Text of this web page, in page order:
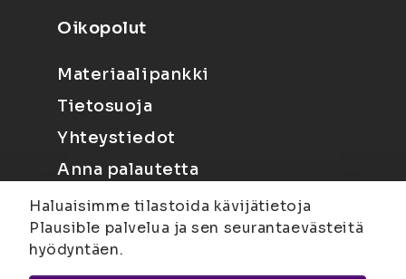
Oikopolut
Materiaalipankki
Tietosuoja
Yhteystiedot
Anna palautetta
Haluaisimme tilastoida kävijätietoja
Plausible palvelua ja sen seurantaevästeitä
hyödyntäen.